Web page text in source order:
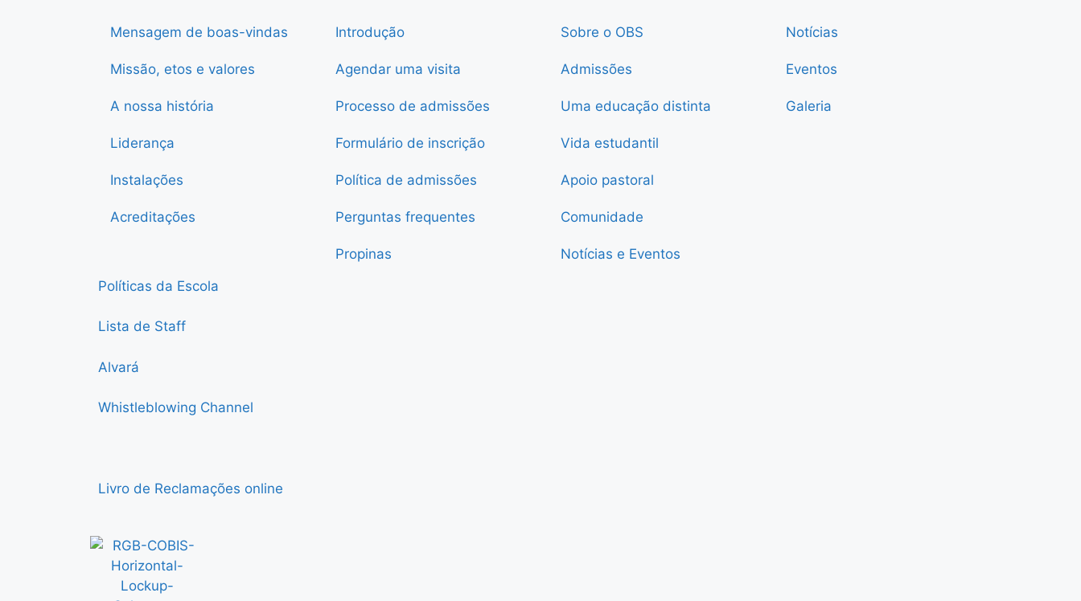
Mensagem de boas-vindas
Missão, etos e valores
A nossa história
Liderança
Instalações
Acreditações
Introdução
Agendar uma visita
Processo de admissões
Formulário de inscrição
Política de admissões
Perguntas frequentes
Propinas
Sobre o OBS
Admissões
Uma educação distinta
Vida estudantil
Apoio pastoral
Comunidade
Notícias e Eventos
Notícias
Eventos
Galeria
Políticas da Escola
Lista de Staff
Alvará
Whistleblowing Channel
Livro de Reclamações online